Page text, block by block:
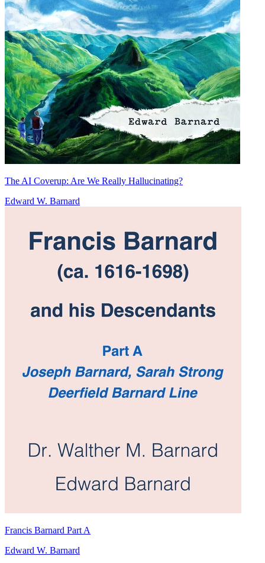
The AI Coverup: Are We Really Hallucinating?
Edward W. Barnard
Francis Barnard Part A
Edward W. Barnard